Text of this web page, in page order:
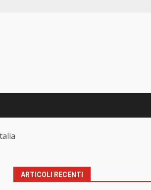
ARTICOLI RECENTI